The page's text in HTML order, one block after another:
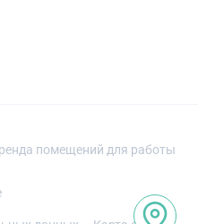
помещений для работы